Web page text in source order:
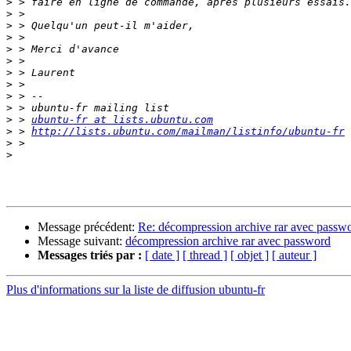
>
>
>
>
>
>
>
>
>
> > ubuntu-fr at lists.ubuntu.com
> > http://lists.ubuntu.com/mailman/listinfo/ubuntu-fr
>
>
Message précédent: Re: décompression archive rar avec
Message suivant: décompression archive rar avec password
Messages triés par : [ date ] [ thread ] [ objet ] [ auteur ]
Plus d'informations sur la liste de diffusion ubuntu-fr